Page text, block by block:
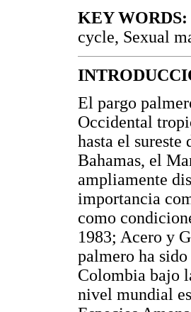
KEY WORDS:
cycle, Sexual
El pargo
Occidental
hasta el
Bahamas, el
ampliamente
importancia
como
1983; Acero y
palmero ha
Colombia bajo
nivel mundial